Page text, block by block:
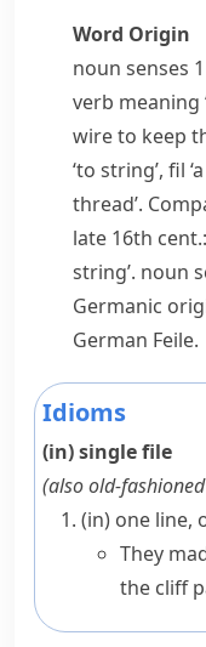
Word Origin
noun senses
verb meaning
wire to keep
‘to string’, fil
thread’.
late 16th
string’. noun
Germanic
German Feile.
Idioms
(in) single file
(alsoold-fashioned
(in) one line,
They
the cliff